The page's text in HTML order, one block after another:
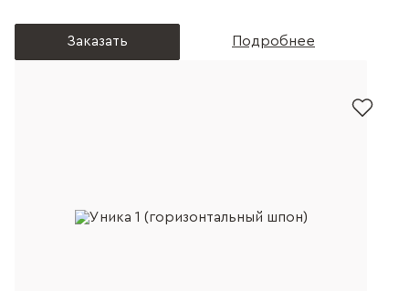
Заказать Подробнее